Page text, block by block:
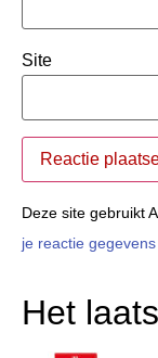
Site
Deze site gebruikt
je reactie
Het